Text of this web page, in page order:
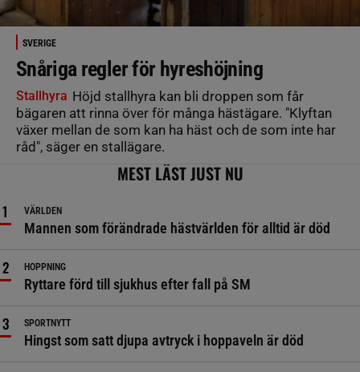
SVERIGE
Snåriga regler för hyreshöjning
Stallhyra Höjd stallhyra kan bli droppen som får
bägaren att rinna över för många hästägare. "Klyftan
växer mellan de som kan ha häst och de som inte har
råd", säger en stallägare.
MEST LÄST JUST NU
VÄRLDEN
Mannen som förändrade hästvärlden för alltid är död
HOPPNING
Ryttare förd till sjukhus efter fall på SM
SPORTNYTT
Hingst som satt djupa avtryck i hoppaveln är död